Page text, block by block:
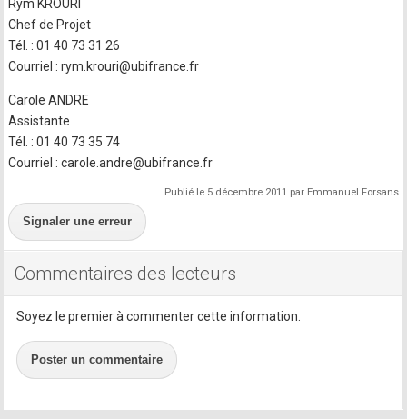
Rym KROURI
Chef de Projet
Tél. : 01 40 73 31 26
Courriel : rym.krouri@ubifrance.fr
Carole ANDRE
Assistante
Tél. : 01 40 73 35 74
Courriel : carole.andre@ubifrance.fr
Publié le 5 décembre 2011 par Emmanuel Forsans
Signaler une erreur
Commentaires des lecteurs
Soyez le premier à commenter cette information.
Poster un commentaire